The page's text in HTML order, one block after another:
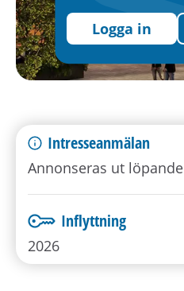
Logga in
Intresseanmälan
Annonseras ut löpande
Inflyttning
2026